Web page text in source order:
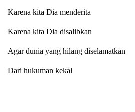
Karena kita Dia menderita
Karena kita Dia disalibkan
Agar dunia yang hilang diselamatkan
Dari hukuman kekal